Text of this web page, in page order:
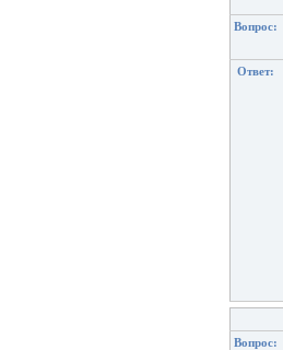
Вопрос:
Ответ:
Вопрос: